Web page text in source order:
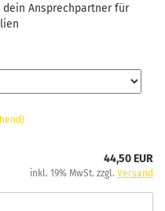
Ansprechpartner für
44,50 EUR
inkl. 19% MwSt. zzgl. Versand